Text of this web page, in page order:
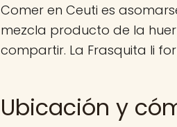
Comer en Ceuti es
mezcla producto de la
compartir. La Frasquita Ii
Ubicación y